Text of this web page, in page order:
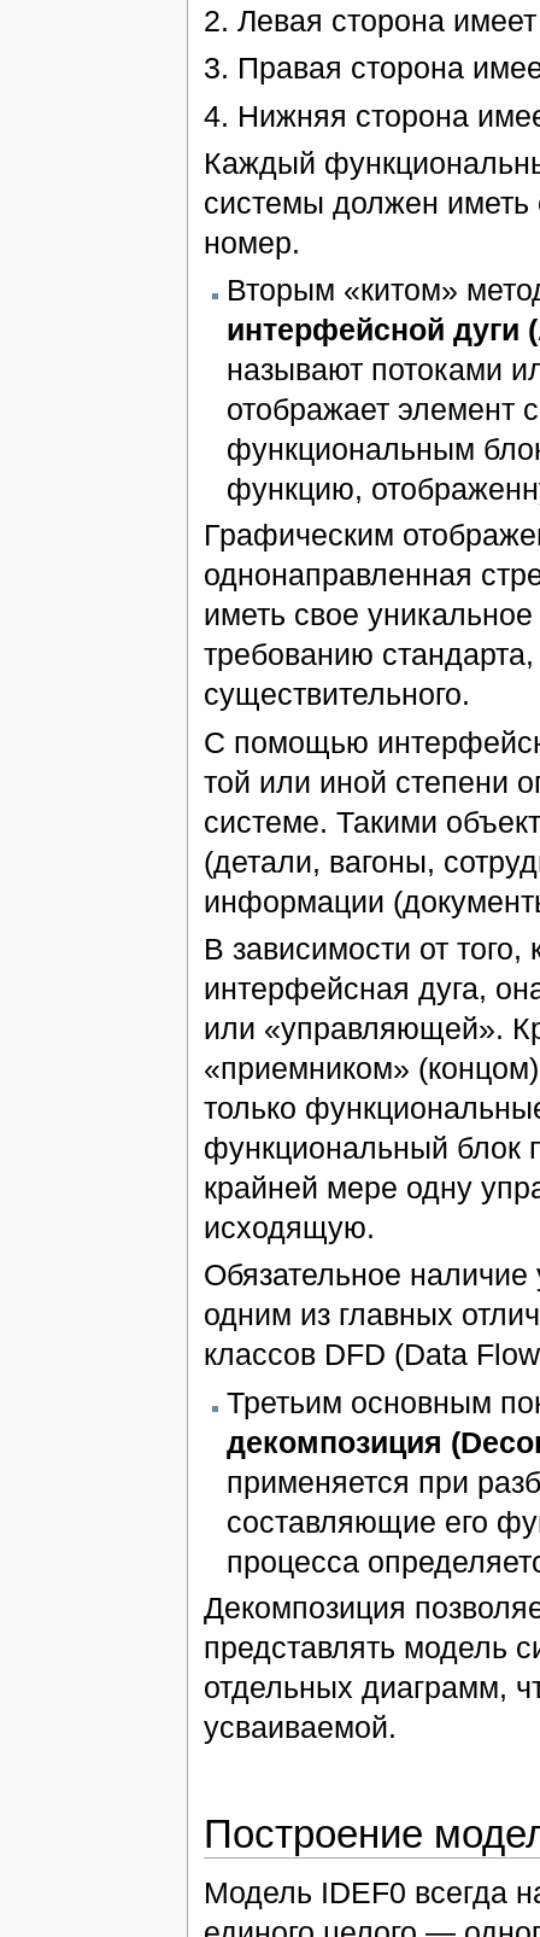
2. Левая сторона
3. Правая сторона
4. Нижняя сторона
Каждый
системы должен
номер.
Вторым «китом»
интерфейсной дуги
называют потоками
отображает элемент
функциональным
функцию,
Графическим
однонаправленная
иметь свое
требованию
существительного.
С помощью
той или иной степени
системе. Такими
(детали, вагоны,
информации
В зависимости от того,
интерфейсная дуга,
или «управляющей».
«приемником»
только
функциональный блок
крайней мере одну
исходящую.
Обязательное
одним из главных
классов DFD (Data
Третьим основным
декомпозиция
применяется при
составляющие его
процесса
Декомпозиция
представлять модель
отдельных диаграмм,
усваиваемой.
Построение
Модель IDEF0 всегда